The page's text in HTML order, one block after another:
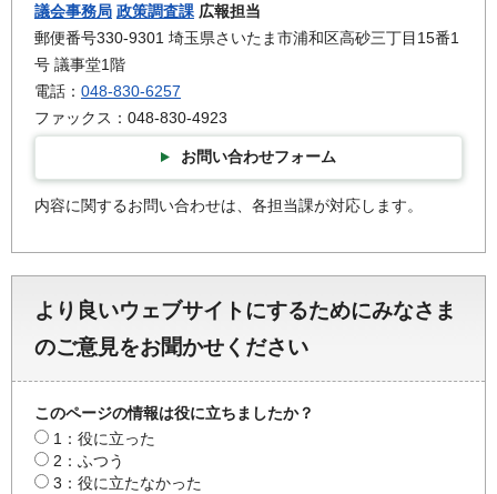
議会事務局 政策調査課 広報担当
郵便番号330-9301 埼玉県さいたま市浦和区高砂三丁目15番1
号 議事堂1階
電話： 048-830-6257
ファックス：048-830-4923
お問い合わせフォーム
内容に関するお問い合わせは、各担当課が対応します。
より良いウェブサイトにするためにみなさま
のご意見をお聞かせください
このページの情報は役に立ちましたか？
1：役に立った
2：ふつう
3：役に立たなかった